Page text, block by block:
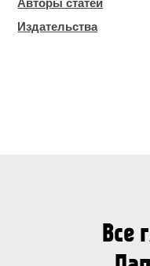
Авторы статей
Издательства
Все